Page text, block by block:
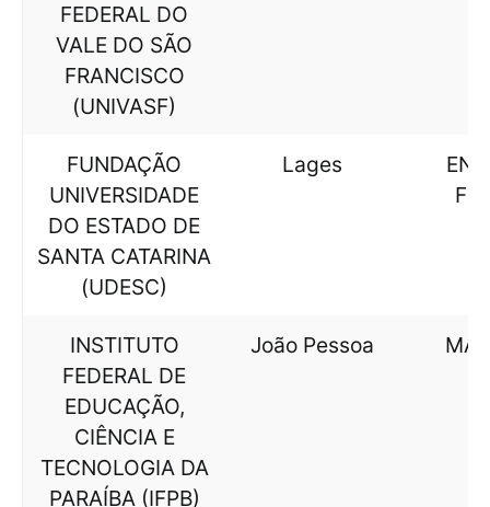
FEDERAL DO
VALE DO SÃO
FRANCISCO
(UNIVASF)
FUNDAÇÃO
UNIVERSIDADE
DO ESTADO DE
SANTA CATARINA
(UDESC)
Lages
INSTITUTO
FEDERAL DE
EDUCAÇÃO,
CIÊNCIA E
TECNOLOGIA DA
PARAÍBA (IFPB)
João Pessoa